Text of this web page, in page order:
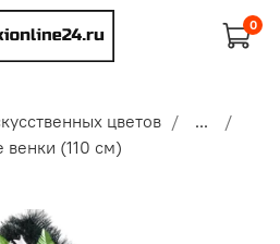
0
цветов
...
венки (110 см)